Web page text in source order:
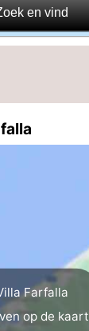
en vind
Farfalla
op de kaart